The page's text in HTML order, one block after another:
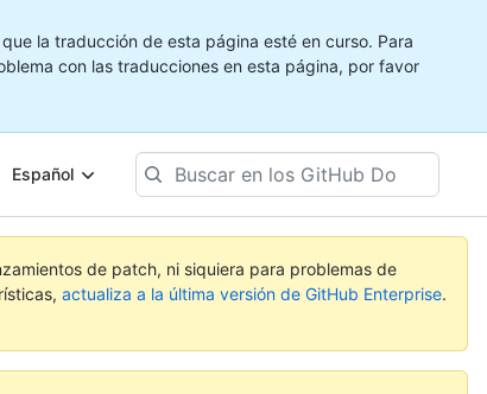
la traducción de esta página esté en curso. Para
con las traducciones en esta página, por favor
Español
Buscar
en
los
GitHub
Docs
de patch, ni siquiera para problemas de
actualiza a la última versión de GitHub Enterprise.